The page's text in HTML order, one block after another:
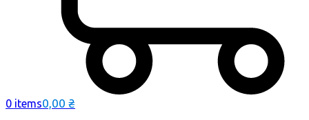
0 items0,00 ₴